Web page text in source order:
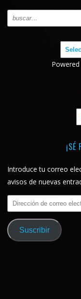
¡SÉ
Introduce tu correo
avisos de nuevas
Dirección
de
correo
electrónico
Suscribir